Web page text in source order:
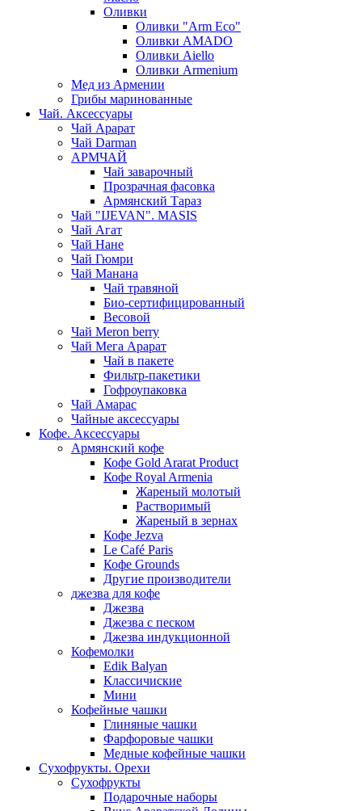
Оливки
Оливки "Arm Eco"
Оливки AMADO
Оливки Aiello
Оливки Armenium
Мед из Армении
Грибы маринованные
Чай. Аксессуары
Чай Арарат
Чай Darman
АРМЧАЙ
Чай заварочный
Прозрачная фасовка
Армянский Тараз
Чай "IJEVAN". MASIS
Чай Агат
Чай Нане
Чай Гюмри
Чай Манана
Чай травяной
Био-сертифицированный
Весовой
Чай Meron berry
Чай Мега Арарат
Чай в пакете
Фильтр-пакетики
Гофроупаковка
Чай Амарас
Чайные аксессуары
Кофе. Аксессуары
Армянский кофе
Кофе Gold Ararat Product
Кофе Royal Armenia
Жареный молотый
Растворимый
Жареный в зернах
Кофе Jezva
Le Café Paris
Кофе Grounds
Другие производители
джезва для кофе
Джезва
Джезва с песком
Джезва индукционной
Кофемолки
Edik Balyan
Классичиские
Мини
Кофейные чашки
Глиняные чашки
Фарфоровые чашки
Медные кофейные чашки
Сухофрукты. Орехи
Сухофрукты
Подарочные наборы